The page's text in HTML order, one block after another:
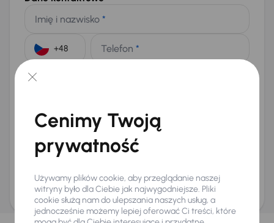
Imię i nazwisko *
Telefon *
E-mail
Na numer telefonu (opcjonalnie)
Wyślij zapytanie
ani zagwarantowaną dostępnością pojazdu. AURES Holdings a.s., z siedzibą
Dopraváků 874/15, Čimice, 184 00 Praga 8, będzie przechowywać i przetwarzać
Twoje dane osobowe zgodnie z zasadami ochrony i przetwarzaniadanych
osobowych
Cenimy Twoją
prywatność
Używamy plików cookie, aby przeglądanie naszej
witryny było dla Ciebie jak najwygodniejsze. Pliki
cookie służą nam do ulepszania naszych usług, a
jednocześnie możemy lepiej oferować Ci treści, które